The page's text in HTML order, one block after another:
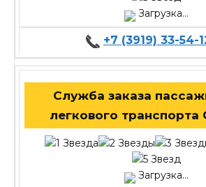
Загрузка...
+7 (3919) 33-54-
Служба заказа
легкового транспорта
Загрузка...